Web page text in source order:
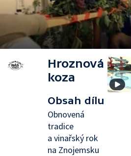
Hroznová
koza
Obsah dílu
Obnovená
tradice
a vinařský rok
na Znojemsku